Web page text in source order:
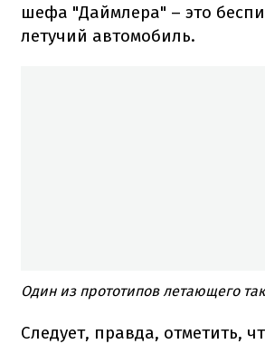
шефа "Даймлера" – это
летучий автомобиль.
Один из прототипов летающего
Следует, правда, отметить,